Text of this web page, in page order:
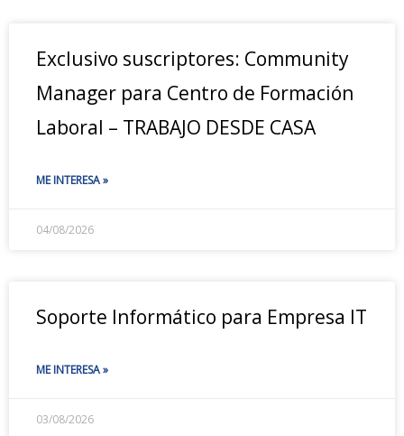
Exclusivo suscriptores: Community
Manager para Centro de Formación
Laboral – TRABAJO DESDE CASA
ME INTERESA »
04/08/2026
Soporte Informático para Empresa IT
ME INTERESA »
03/08/2026